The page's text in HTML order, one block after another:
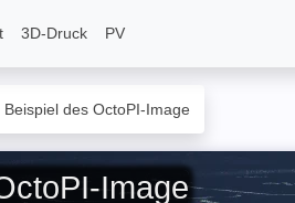
3D-Druck PV
des OctoPI-Image
Image